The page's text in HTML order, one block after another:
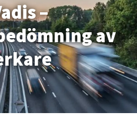
–
av